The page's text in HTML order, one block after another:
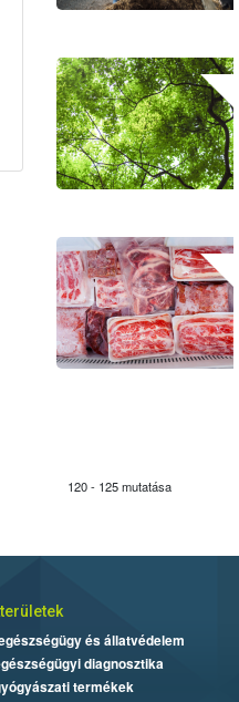
120 - 125 mutatása
és állatvédelem
diagnosztika
termékek